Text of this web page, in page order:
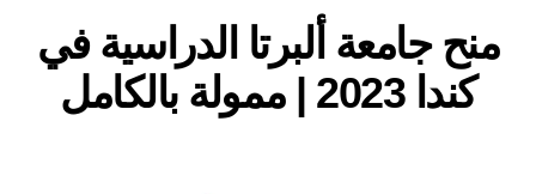
منح جامعة ألبرتا الدراسية في
كندا 2023 | ممولة بالكامل